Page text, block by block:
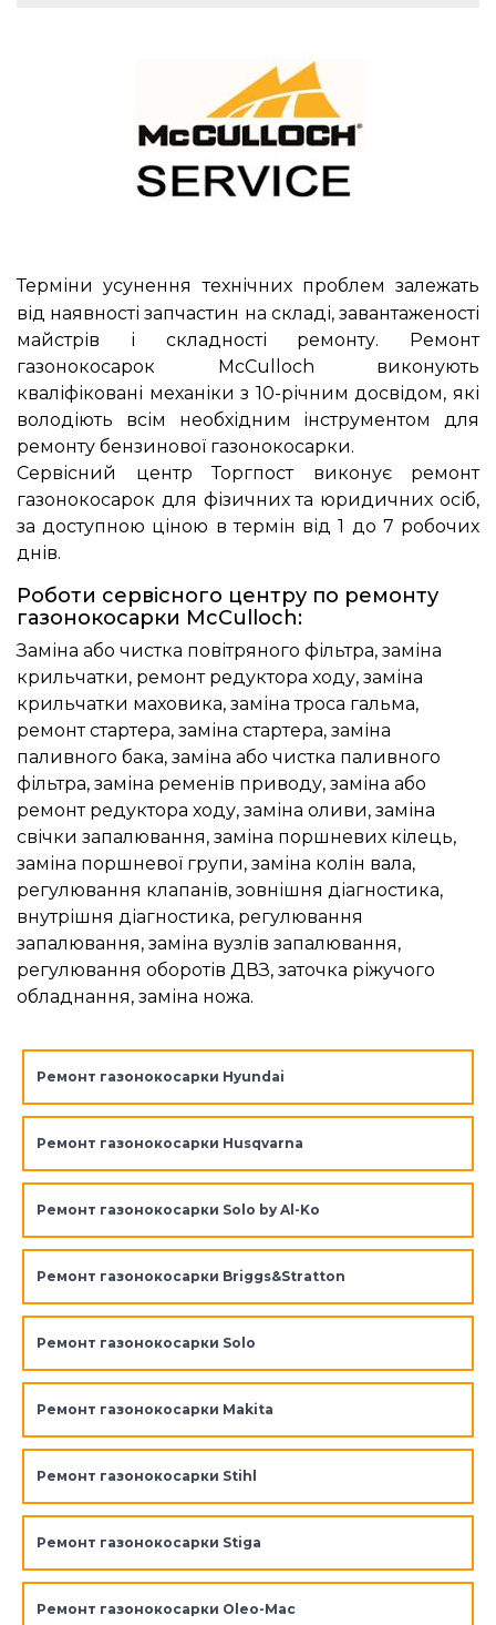
Терміни усунення технічних проблем залежать
від наявності запчастин на складі, завантаженості
майстрів і складності ремонту. Ремонт
газонокосарок McCulloch виконують
кваліфіковані механіки з 10-річним досвідом, які
володіють всім необхідним інструментом для
ремонту бензинової газонокосарки.
Сервісний центр Торгпост виконує ремонт
газонокосарок для фізичних та юридичних осіб,
за доступною ціною в термін від 1 до 7 робочих
днів.
Роботи сервісного центру по ремонту
газонокосарки McCulloch:
Заміна або чистка повітряного фільтра, заміна
крильчатки, ремонт редуктора ходу, заміна
крильчатки маховика, заміна троса гальма,
ремонт стартера, заміна стартера, заміна
паливного бака, заміна або чистка паливного
фільтра, заміна ременів приводу, заміна або
ремонт редуктора ходу, заміна оливи, заміна
свічки запалювання, заміна поршневих кілець,
заміна поршневої групи, заміна колін вала,
регулювання клапанів, зовнішня діагностика,
внутрішня діагностика, регулювання
запалювання, заміна вузлів запалювання,
регулювання оборотів ДВЗ, заточка ріжучого
обладнання, заміна ножа.
Ремонт газонокосарки Hyundai
Ремонт газонокосарки Husqvarna
Ремонт газонокосарки Solo by Al-Ko
Ремонт газонокосарки Briggs&Stratton
Ремонт газонокосарки Solo
Ремонт газонокосарки Makita
Ремонт газонокосарки Stihl
Ремонт газонокосарки Stiga
Ремонт газонокосарки Oleo-Mac